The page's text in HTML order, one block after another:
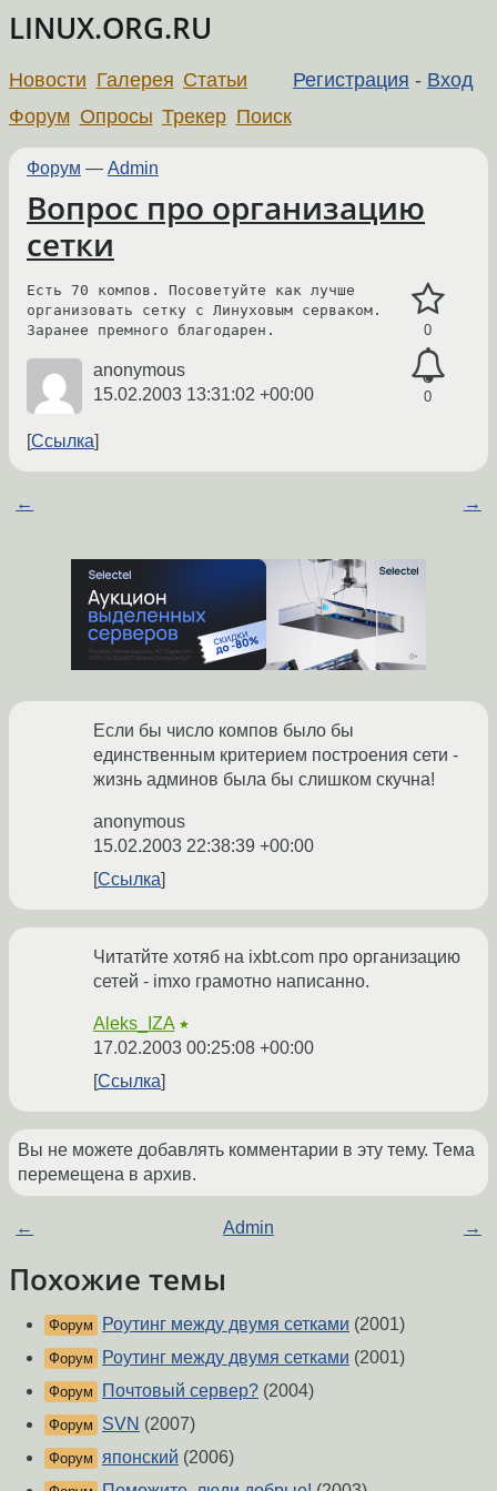
LINUX.ORG.RU
Регистрация - Вход
Новости Галерея Статьи
Форум Опросы Трекер Поиск
Форум — Admin
Вопрос про организацию
сетки
0
0
Есть 70 компов. Посоветуйте как лучше
организовать сетку с Линуховым серваком.
Заранее премного благодарен.
anonymous
15.02.2003 13:31:02 +00:00
Ссылка
← →
Если бы число компов было бы
единственным критерием построения сети -
жизнь админов была бы слишком скучна!
anonymous
15.02.2003 22:38:39 +00:00
Ссылка
Читатйте хотяб на ixbt.com про организацию
сетей - imxo грамотно написанно.
Aleks_IZA ★
17.02.2003 00:25:08 +00:00
Ссылка
Вы не можете добавлять комментарии в эту тему. Тема
перемещена в архив.
← Admin →
Похожие темы
Форум Роутинг между двумя сетками (2001)
Форум Роутинг между двумя сетками (2001)
Форум Почтовый сервер? (2004)
Форум SVN (2007)
Форум японский (2006)